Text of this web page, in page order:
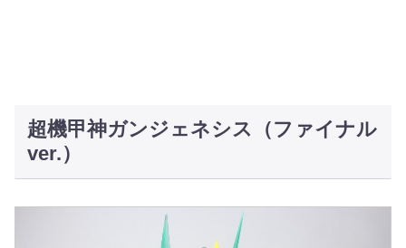
超機甲神ガンジェネシス（ファイナル
ver.）